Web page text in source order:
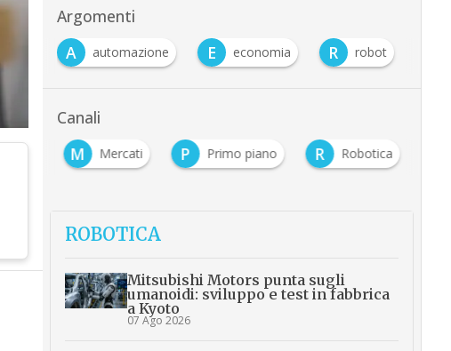
Argomenti
A
automazione E economia R
robot
Canali
M Mercati P Primo piano R
Robotica
ROBOTICA
Mitsubishi Motors punta sugli
umanoidi: sviluppo e test in fabbrica
a Kyoto
07 Ago 2026